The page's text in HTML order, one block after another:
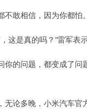
敢相信，因为你都怕。
是真的吗？”雷军表示
的问题，都变成了问
论多晚，小米汽车官